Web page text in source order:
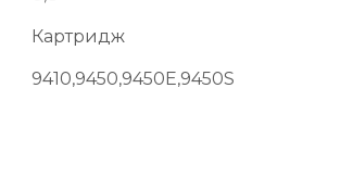
Картридж
9410,9450,9450E,9450S